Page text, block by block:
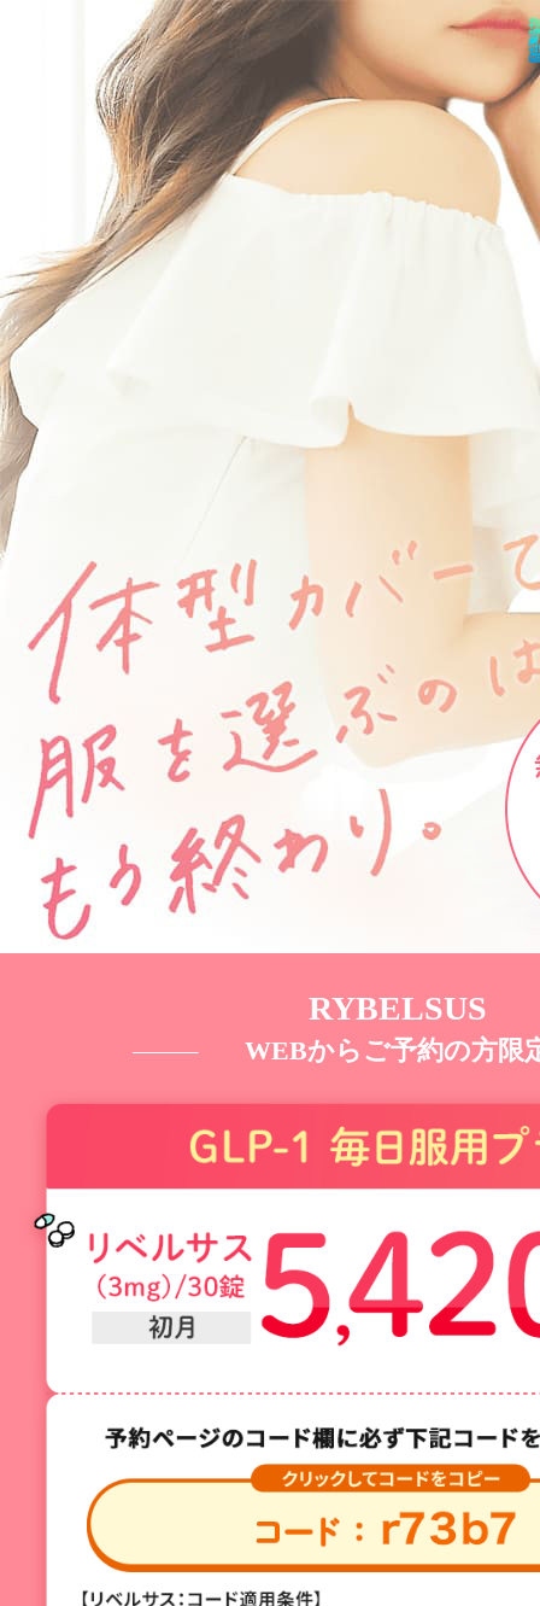
RYBELSUS
WEBからご予約の方限